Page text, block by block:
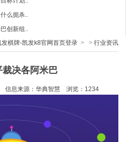
么扼杀..
创新组..
发棋牌-凯发k8官网首页登录 > > 行业资讯
裁决各阿米巴
信息来源：华典智慧 浏览： 1234